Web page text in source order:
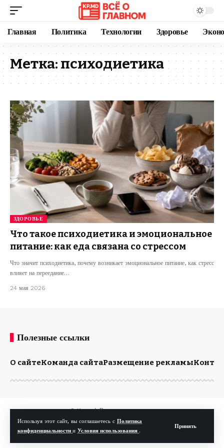
Используя этот сайт, вы соглашаетесь с Политика
конфиденциальности и Условия использования .
Принять
Главная Политика Технологии Здоровье
Метка: психодиетика
ЗДОРОВЬЕ
Что такое психодиетика и эмоциональное
питание: как еда связана со стрессом
Что значит психодиетика, почему возникает эмоциональное питание, как стресс
влияет на переедание…
24 мая 2026
Полезные ссылки
О сайтеКоманда сайтаРазмещение рекламы
© Kp.md. Все права защищены.